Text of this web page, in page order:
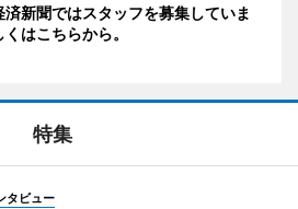
済新聞ではスタッフを募集していま
はこちらから。
特集
タビュー